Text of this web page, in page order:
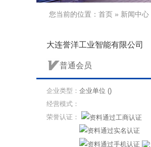
您当前的位置： 首页 » 新闻中心
大连誉洋工业智能有限公司
普通会员
企业类型： 企业单位 ()
经营模式：
荣誉认证：